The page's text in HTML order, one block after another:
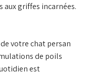
griffes incarnées.
votre chat persan
de poils
est